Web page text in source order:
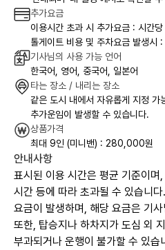
추가요금
이용시간 초과 시 추가요금 : 시간
톨게이트 비용 및 주차요금 발생시
기사님의 사용 가능 언어
한국어, 영어, 중국어, 일본어
타는 장소 / 내리는 장소
같은 도시 내에서 자유롭게 지정 가
추가운임이 발생할 수 있습니다.
상품가격
최대 9인 (미니밴) : 280,000원
안내사항
표시된 이용 시간은 평균 기준이
시간 등에 따라 초과될 수 있습니
요금이 발생하며, 해당 요금은 기
또한, 탑승지나 하차지가 도심 외
부과되거나 운행이 불가할 수 있습